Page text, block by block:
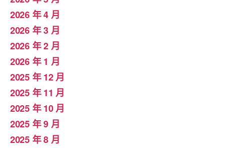
2026 年 4 月
2026 年 3 月
2026 年 2 月
2026 年 1 月
2025 年 12 月
2025 年 11 月
2025 年 10 月
2025 年 9 月
2025 年 8 月